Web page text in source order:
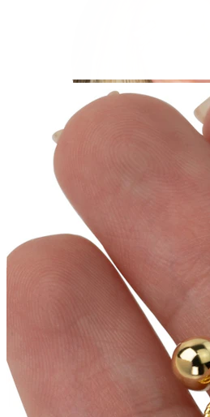
Helix